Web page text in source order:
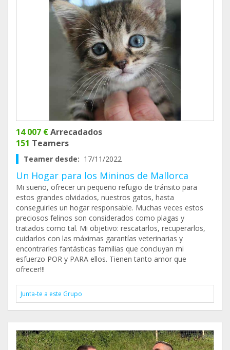
14 007 €Arrecadados
151 Teamers
Teamer desde: 17/11/2022
Un Hogar para los Mininos de Mallorca
Mi sueño, ofrecer un pequeño refugio de tránsito para
estos grandes olvidados, nuestros gatos, hasta
conseguirles un hogar responsable. Muchas veces estos
preciosos felinos son considerados como plagas y
tratados como tal. Mi objetivo: rescatarlos, recuperarlos,
cuidarlos con las máximas garantías veterinarias y
encontrarles fantásticas familias que concluyan mi
esfuerzo POR y PARA ellos. Tienen tanto amor que
ofrecer!!!
Junta-te a este Grupo